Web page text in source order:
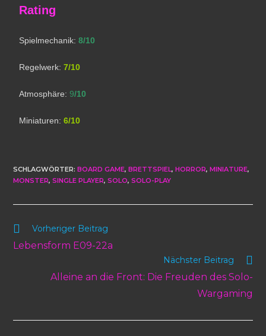
Rating
Spielmechanik:8/10
Regelwerk:7/10
Atmosphäre:9/10
Miniaturen:6/10
SCHLAGWÖRTER:BOARD GAME, BRETTSPIEL, HORROR, MINIATURE,
MONSTER, SINGLE PLAYER, SOLO, SOLO-PLAY
Vorheriger Beitrag
Lebensform E09-22a
Nächster Beitrag
Alleine an die Front: Die Freuden des Solo-
Wargaming